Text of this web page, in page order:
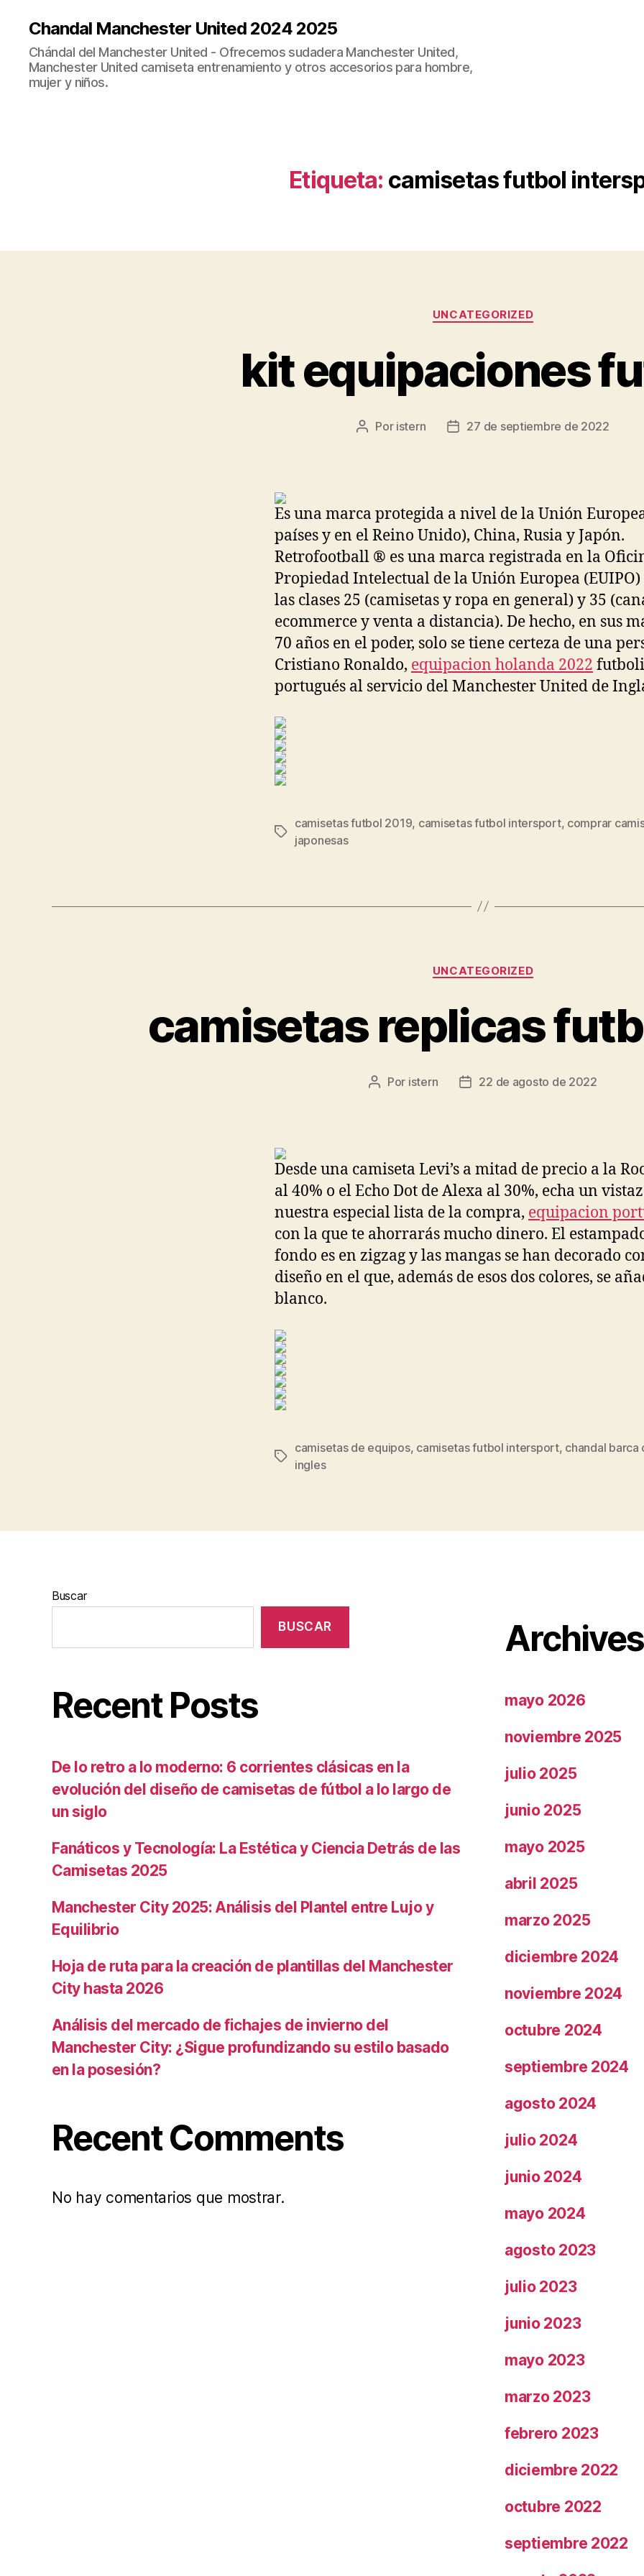
Chandal Manchester United 2024 2025
Chándal del Manchester United - Ofrecemos sudadera Manchester United,
Manchester United camiseta entrenamiento y otros accesorios para hombre,
mujer y niños.
Etiqueta: camisetas futbol
Categorías
UNCATEGORIZED
kit equipaciones
Autor
Por istern
Fecha27 de septiembre de 2022
Es una marca protegida a nivel de la Unión
países y en el Reino Unido), China, Rusia y Japón.
Retrofootball ® es una marca registrada en la
Propiedad Intelectual de la Unión Europea
las clases 25 (camisetas y ropa en general) y 35
ecommerce y venta a distancia). De hecho, en sus
70 años en el poder, solo se tiene certeza de una
Cristiano Ronaldo, equipacion holanda 2022
portugués al servicio del Manchester United de
Etiquetas
camisetas futbol 2019, camisetas futbol intersport, comprar
japonesas
Categorías
UNCATEGORIZED
camisetas replicas
Autor
Por istern
Fecha22 de agosto de 2022
Desde una camiseta Levi’s a mitad de precio a la
al 40% o el Echo Dot de Alexa al 30%, echa un
nuestra especial lista de la compra, equipacion
con la que te ahorrarás mucho dinero. El
fondo es en zigzag y las mangas se han decorado
diseño en el que, además de esos dos colores, se
blanco.
Etiquetas
camisetas de equipos, camisetas futbol intersport, chandal barca
ingles
Buscar
BUSCAR
Recent Posts
De lo retro a lo moderno: 6 corrientes clásicas en la
evolución del diseño de camisetas de fútbol a lo largo de
un siglo
Fanáticos y Tecnología: La Estética y Ciencia Detrás de las
Camisetas 2025
Manchester City 2025: Análisis del Plantel entre Lujo y
Equilibrio
Hoja de ruta para la creación de plantillas del Manchester
City hasta 2026
Análisis del mercado de fichajes de invierno del
Manchester City: ¿Sigue profundizando su estilo basado
en la posesión?
Recent Comments
No hay comentarios que mostrar.
Archives
mayo 2026
noviembre 2025
julio 2025
junio 2025
mayo 2025
abril 2025
marzo 2025
diciembre 2024
noviembre 2024
octubre 2024
septiembre 2024
agosto 2024
julio 2024
junio 2024
mayo 2024
agosto 2023
julio 2023
junio 2023
mayo 2023
marzo 2023
febrero 2023
diciembre 2022
octubre 2022
septiembre 2022